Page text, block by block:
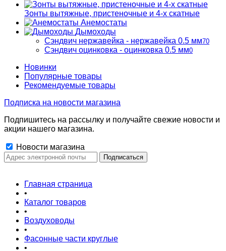
Зонты вытяжные, пристеночные и 4-х скатные
Анемостаты
Дымоходы
Сэндвич нержавейка - нержавейка 0.5 мм70
Сэндвич оцинковка - оцинковка 0.5 мм0
Новинки
Популярные товары
Рекомендуемые товары
Подписка на новости магазина
Подпишитесь на рассылку и получайте свежие новости и
акции нашего магазина.
Новости магазина
Главная страница
•
Каталог товаров
•
Воздуховоды
•
Фасонные части круглые
•